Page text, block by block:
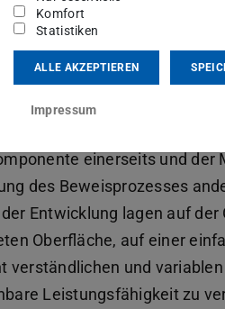
gestützten Kalkül und
Als eines der
integriert worden
einerseits und der
des Beweisprozesses
Entwicklung lagen auf der
Oberfläche, auf einer
und
Leistungsfähigkeit zu
Komfort
Statistiken
ALLE AKZEPTIEREN
Impressum